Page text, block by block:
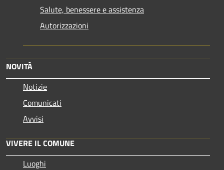
Salute, benessere e assistenza
Autorizzazioni
NOVITÀ
Notizie
Comunicati
Avvisi
VIVERE IL COMUNE
Luoghi